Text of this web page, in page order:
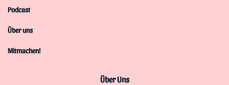
Podcast
Über uns
Mitmachen!
Über Uns